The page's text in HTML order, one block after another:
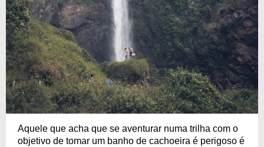
Aquele que acha que se aventurar numa trilha com o
objetivo de tomar um banho de cachoeira é perigoso é